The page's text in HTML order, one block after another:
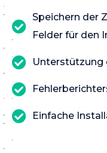
Speichern der
Felder für den
Unterstützung
Einfache